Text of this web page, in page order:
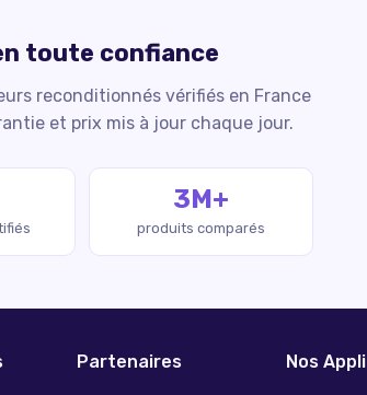
toute confiance
reconditionnés vérifiés en France
et prix mis à jour chaque jour.
3M+
produits comparés
Partenaires
Nos Appli